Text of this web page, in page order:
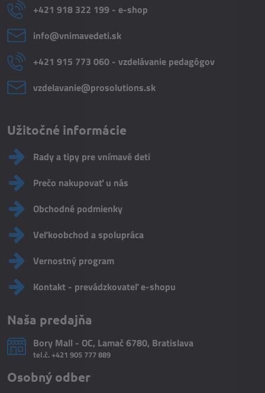
+421 918 322 199 - e-shop
info​@vnimavedeti​.sk
+421 915 773 060 - vzdelávanie pedagógov
vzdelavanie​@prosolutions​.sk
Užitočné informácie
Rady a tipy pre vnímavé deti
Prečo nakupovať u nás
Obchodné podmienky
Veľkoobchod a spolupráca
Vernostný program
Kontakt - prevádzkovateľ e-shopu
Naša predajňa
Bory Mall - OC, Lamač 6780, Bratislava
tel.č.+421 905 777 889
Osobný odber